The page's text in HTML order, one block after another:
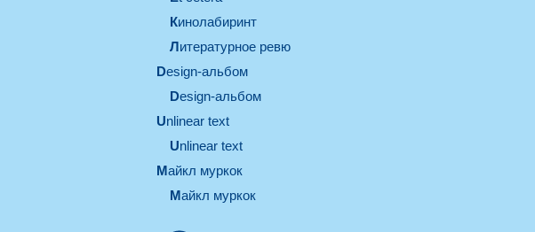
кинолабиринт
литературное ревю
design-альбом
design-альбом
unlinear text
Unlinear text
майкл муркок
майкл муркок